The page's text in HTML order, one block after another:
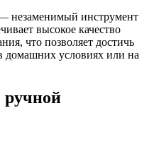
незаменимый инструмент
высокое качество
что позволяет достичь
домашних условиях или на
ручной